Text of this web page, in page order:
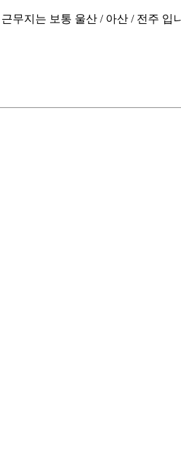
무지는 보통 울산 / 아산 / 전주 입